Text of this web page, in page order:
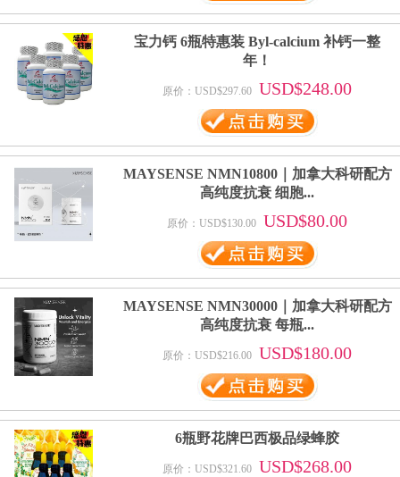
宝力钙 6瓶特惠装 Byl-calcium 补钙一整
年！
原价：USD$297.60 USD$248.00
MAYSENSE NMN10800｜加拿大科研配方
高纯度抗衰 细胞...
原价：USD$130.00 USD$80.00
MAYSENSE NMN30000｜加拿大科研配方
高纯度抗衰 每瓶...
原价：USD$216.00 USD$180.00
6瓶野花牌巴西极品绿蜂胶
原价：USD$321.60 USD$268.00